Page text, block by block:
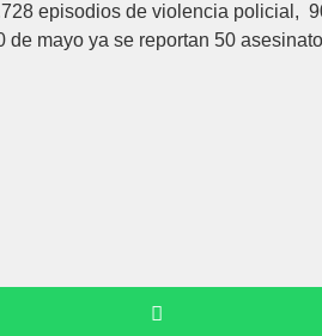
episodios de violencia policial,
mayo ya se reportan 50